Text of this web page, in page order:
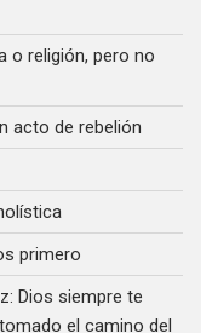
o religión, pero no
acto de rebelión
primero
Dios siempre te
el camino del